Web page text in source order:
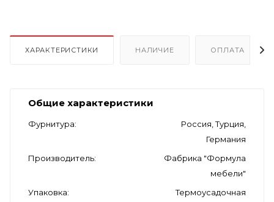
ХАРАКТЕРИСТИКИ НАЛИЧИЕ ОПЛАТА
Общие характеристики
Фурнитура
Россия, Турция,
Германия
Производитель
Фабрика "Формула
мебели"
Упаковка
Термоусадочная